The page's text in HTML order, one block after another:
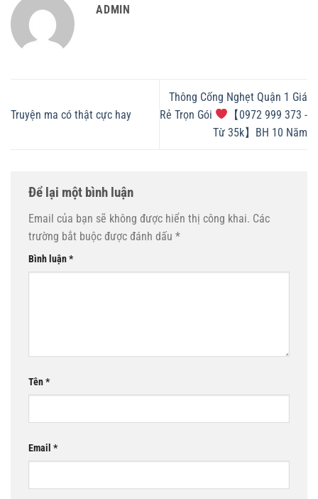
ADMIN
Truyện ma có thật cực hay
Thông Cống Nghẹt Quận 1 Giá
Rẻ Trọn Gói
【0972 999 373 -
Từ 35k】BH 10 Năm
Để lại một bình luận
Email của bạn sẽ không được hiển thị công khai. Các
trường bắt buộc được đánh dấu *
Bình luận*
Tên*
Email *